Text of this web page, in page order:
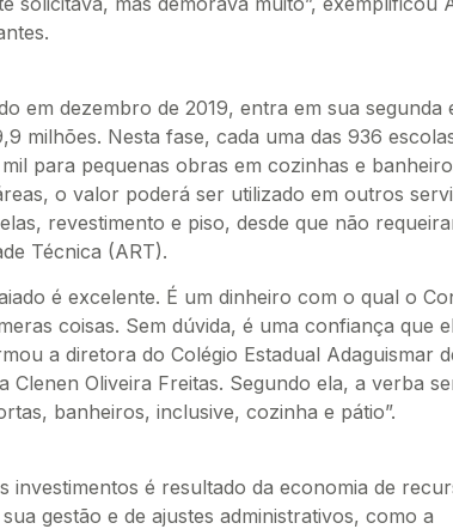
em dezembro de 2019, entra em sua segunda
milhões. Nesta fase, cada uma das 936
para pequenas obras em cozinhas e
o valor poderá ser utilizado em outros
revestimento e piso, desde que não
Técnica (ART).
é excelente. É um dinheiro com o qual o
coisas. Sem dúvida, é uma confiança que
a diretora do Colégio Estadual Adaguismar
Clenen Oliveira Freitas. Segundo ela, a verba
banheiros, inclusive, cozinha e pátio”.
investimentos é resultado da economia de
gestão e de ajustes administrativos, como a